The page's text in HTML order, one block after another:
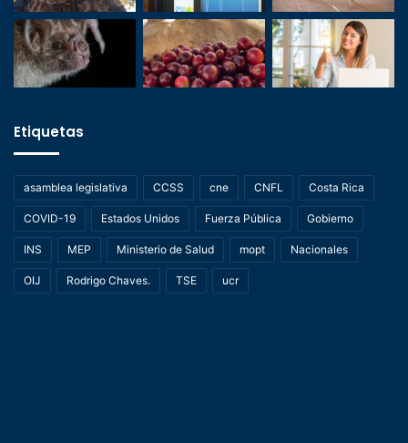
Etiquetas
asamblea legislativa CCSS cne CNFL Costa Rica
COVID-19 Estados Unidos Fuerza Pública Gobierno
INS MEP Ministerio de Salud mopt Nacionales
OIJ Rodrigo Chaves. TSE ucr